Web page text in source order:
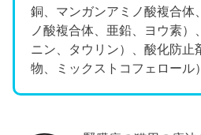
銅、マンガンアミノ酸複合体
ノ酸複合体、亜鉛、ヨウ素）
ニン、タウリン）、酸化防止
物、ミックストコフェロール）